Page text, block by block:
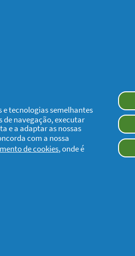
e tecnologias semelhantes
de navegação, executar
e a adaptar as nossas
com a nossa
de cookies, onde é